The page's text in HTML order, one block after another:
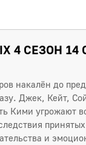
4 СЕЗОН 14
накалён до
Джек, Кейт,
Кими угрожают
и